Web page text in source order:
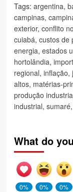
Tags: argentina,
campinas,
exterior, conflito
cuiabá, custos de
energia, estados
hortolândia,
regional, inflação,
altos, matérias-
produção
industrial, sumaré,
What do
0%
0%
0%